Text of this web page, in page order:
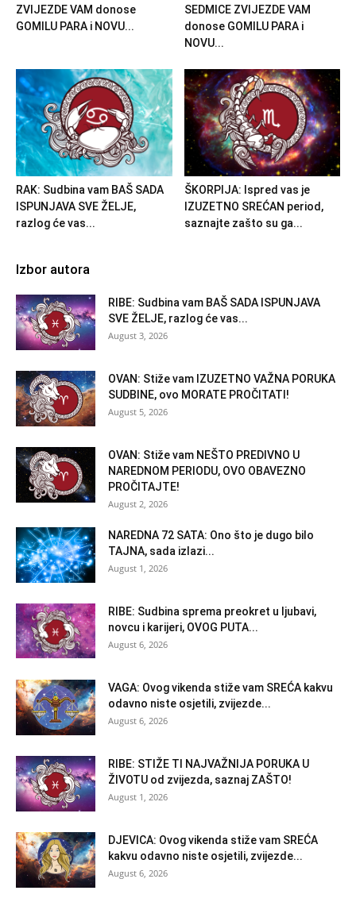
ZVIJEZDE VAM donose
GOMILU PARA i NOVU...
SEDMICE ZVIJEZDE VAM
donose GOMILU PARA i
NOVU...
RAK: Sudbina vam BAŠ SADA
ISPUNJAVA SVE ŽELJE,
razlog će vas...
ŠKORPIJA: Ispred vas je
IZUZETNO SREĆAN period,
saznajte zašto su ga...
Izbor autora
RIBE: Sudbina vam BAŠ SADA ISPUNJAVA
SVE ŽELJE, razlog će vas...
August 3, 2026
OVAN: Stiže vam IZUZETNO VAŽNA PORUKA
SUDBINE, ovo MORATE PROČITATI!
August 5, 2026
OVAN: Stiže vam NEŠTO PREDIVNO U
NAREDNOM PERIODU, OVO OBAVEZNO
PROČITAJTE!
August 2, 2026
NAREDNA 72 SATA: Ono što je dugo bilo
TAJNA, sada izlazi...
August 1, 2026
RIBE: Sudbina sprema preokret u ljubavi,
novcu i karijeri, OVOG PUTA...
August 6, 2026
VAGA: Ovog vikenda stiže vam SREĆA kakvu
odavno niste osjetili, zvijezde...
August 6, 2026
RIBE: STIŽE TI NAJVAŽNIJA PORUKA U
ŽIVOTU od zvijezda, saznaj ZAŠTO!
August 1, 2026
DJEVICA: Ovog vikenda stiže vam SREĆA
kakvu odavno niste osjetili, zvijezde...
August 6, 2026